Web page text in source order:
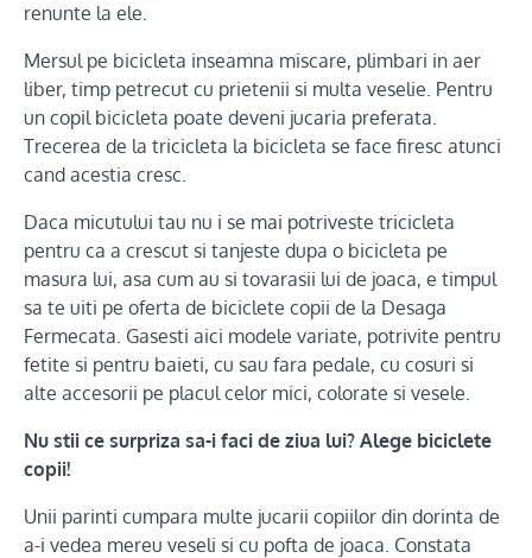
renunte la ele.
Mersul pe bicicleta inseamna miscare, plimbari in aer
liber, timp petrecut cu prietenii si multa veselie. Pentru
un copil bicicleta poate deveni jucaria preferata.
Trecerea de la tricicleta la bicicleta se face firesc atunci
cand acestia cresc.
Daca micutului tau nu i se mai potriveste tricicleta
pentru ca a crescut si tanjeste dupa o bicicleta pe
masura lui, asa cum au si tovarasii lui de joaca, e timpul
sa te uiti pe oferta de biciclete copii de la Desaga
Fermecata. Gasesti aici modele variate, potrivite pentru
fetite si pentru baieti, cu sau fara pedale, cu cosuri si
alte accesorii pe placul celor mici, colorate si vesele.
Nu stii ce surpriza sa-i faci de ziua lui? Alege biciclete
copii!
Unii parinti cumpara multe jucarii copiilor din dorinta de
a-i vedea mereu veseli si cu pofta de joaca. Constata